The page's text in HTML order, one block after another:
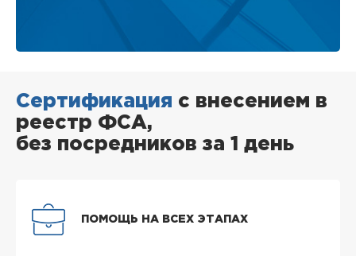
Сертификация с внесением в
реестр ФСА,
без посредников за 1 день
ПОМОЩЬ НА ВСЕХ ЭТАПАХ